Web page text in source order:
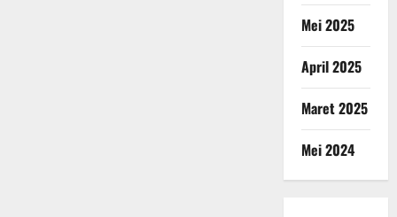
Mei 2025
April 2025
Maret 2025
Mei 2024